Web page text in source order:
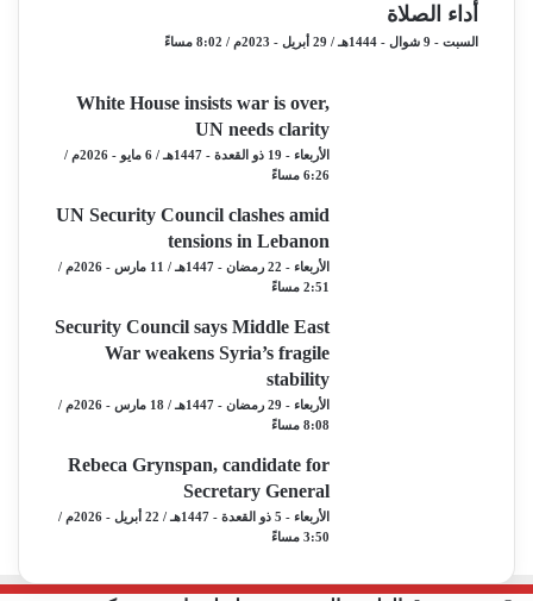
أداء الصلاة
السبت - 9 شوال - 1444هـ / 29 أبريل - 2023م / 8:02 مساءً
White House insists war is over,
UN needs clarity
الأربعاء - 19 ذو القعدة - 1447هـ / 6 مايو - 2026م /
6:26 مساءً
UN Security Council clashes amid
tensions in Lebanon
الأربعاء - 22 رمضان - 1447هـ / 11 مارس - 2026م /
2:51 مساءً
Security Council says Middle East
War weakens Syria’s fragile
stability
الأربعاء - 29 رمضان - 1447هـ / 18 مارس - 2026م /
8:08 مساءً
Rebeca Grynspan, candidate for
Secretary General
الأربعاء - 5 ذو القعدة - 1447هـ / 22 أبريل - 2026م /
3:50 مساءً